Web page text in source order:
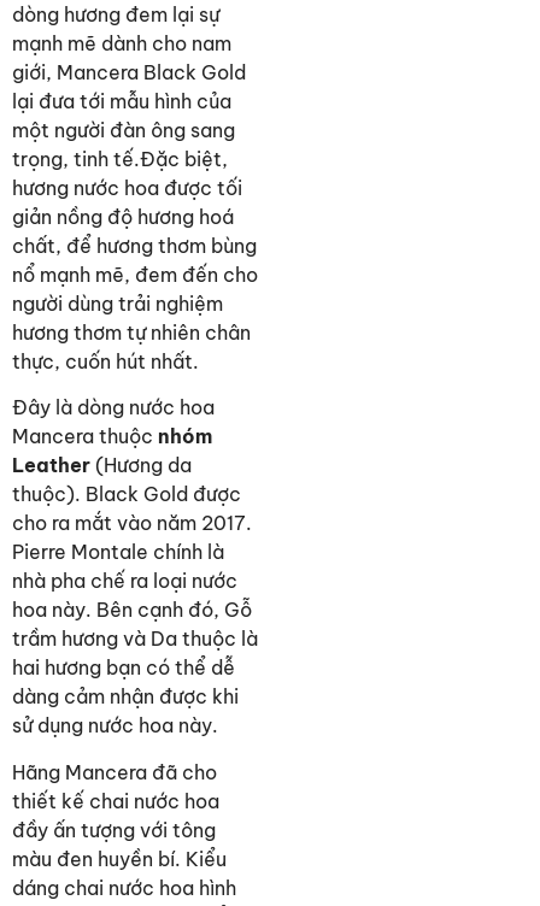
dòng hương đem lại sự
mạnh mẽ dành cho nam
giới, Mancera Black Gold
lại đưa tới mẫu hình của
một người đàn ông sang
trọng, tinh tế.Đặc biệt,
hương nước hoa được tối
giản nồng độ hương hoá
chất, để hương thơm bùng
nổ mạnh mẽ, đem đến cho
người dùng trải nghiệm
hương thơm tự nhiên chân
thực, cuốn hút nhất.
Đây là dòng nước hoa
Mancera thuộc nhóm
Leather (Hương da
thuộc). Black Gold được
cho ra mắt vào năm 2017.
Pierre Montale chính là
nhà pha chế ra loại nước
hoa này. Bên cạnh đó, Gỗ
trầm hương và Da thuộc là
hai hương bạn có thể dễ
dàng cảm nhận được khi
sử dụng nước hoa này.
Hãng Mancera đã cho
thiết kế chai nước hoa
đầy ấn tượng với tông
màu đen huyền bí. Kiểu
dáng chai nước hoa hình